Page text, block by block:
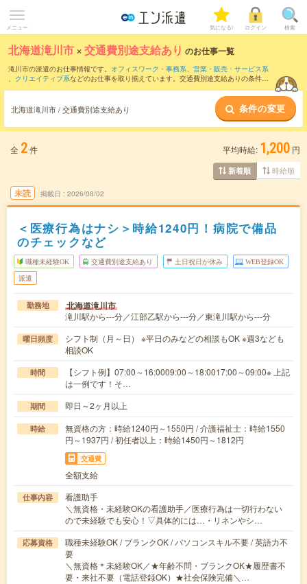
メニュー 気になる! ログイン 検索
北海道滝川市 ×交通費別途支給あり のお仕事一覧
滝川市の派遣のお仕事情報です。 オフィスワーク・事務系、 営業・販売・サービス系
、 クリエイティブ系などのお仕事を取り揃えています。交通費別途支給ありの条件の
北海道滝川市 / 交通費別途支給あり 条件の変更
全 2件 平均時給: 1,200 円
新着順 時給順
未読 掲載日 2026/08/02
＜医療行為はナシ＞時給1240円！病院で備品
のチェックなど
職種未経験OK 交通費別途支給あり 土日祝日が休み WEB登録OK
派遣
勤務地 北海道滝川市
滝川駅から---分／江部乙駅から---分／東滝川駅から---分
曜日頻度
シフト制（月～日） ※平日のみなどの相談もOK ※週3なども
相談OK
時間
【シフト例】07:00～16:0009:00～18:0017:00～09:00※ 上記
は一例です！そ…
期間 即日～2ヶ月以上
時給
無資格の方：時給1240円～1550円 / 介護福祉士：時給1550
円～1937円 / 初任者以上：時給1450円～1812円
交通費
全額支給
仕事内容
看護助手
＼無資格・未経験OKの看護助手／医療行為は一切行わない
ので未経験でも安心！▽具体的には…・リネンやシ…
応募資格
職種未経験OK / ブランクOK / パソコンスキル不要 / 英語力不
要
＼無資格＊未経験OK／★年齢不問・ブランクOK★履歴書不
要・来社不要（電話登録OK）★社会保険完備＼…